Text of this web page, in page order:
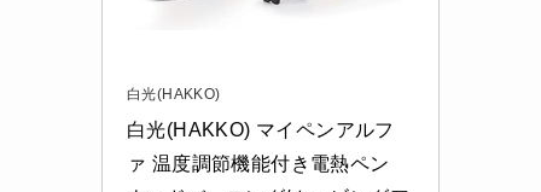
白光(HAKKO)
白光(HAKKO) マイペンアルフ
ァ 温度調節機能付き電熱ペン